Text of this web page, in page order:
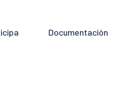
Documentación